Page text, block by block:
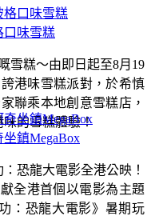
口味雪糕
雪糕～由即日起至8月19
港味雪糕派對，於希慎
聯乘本地創意雪糕店，
的雪糕體驗！
坐鎮MegaBox
恐龍大電影全港公映！
全港首個以電影為主題
：恐龍大電影》暑期玩